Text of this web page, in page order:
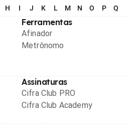
H I J K L M N O P Q
Ferramentas
Afinador
Metrônomo
Assinaturas
Cifra Club PRO
Cifra Club Academy